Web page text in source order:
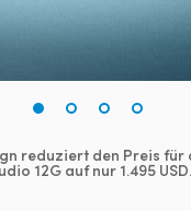
China
reduziert den Preis für
12G auf nur 1.495 USD.